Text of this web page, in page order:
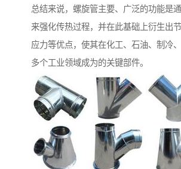
总结来说，螺旋管主要、广泛的功能是
来强化传热过程，并在此基础上衍生出
应力等优点，使其在化工、石油、制冷
多个工业领域成为的关键部件。